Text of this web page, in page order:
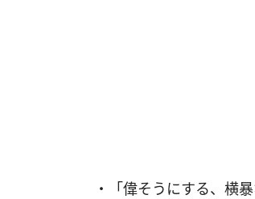
・「偉そうにする、横